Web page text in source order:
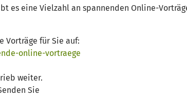
es eine Vielzahl an spannenden Online-
Vorträge für Sie auf:
online-vortraege
weiter.
Sie